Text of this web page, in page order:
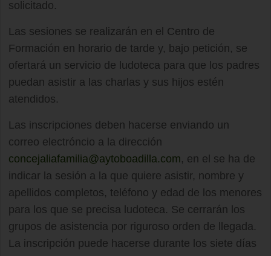
solicitado.
Las sesiones se realizarán en el Centro de
Formación en horario de tarde y, bajo petición, se
ofertará un servicio de ludoteca para que los padres
puedan asistir a las charlas y sus hijos estén
atendidos.
Las inscripciones deben hacerse enviando un
correo electróncio a la dirección
concejaliafamilia@aytoboadilla.com, en el se ha de
indicar la sesión a la que quiere asistir, nombre y
apellidos completos, teléfono y edad de los menores
para los que se precisa ludoteca. Se cerrarán los
grupos de asistencia por riguroso orden de llegada.
La inscripción puede hacerse durante los siete días